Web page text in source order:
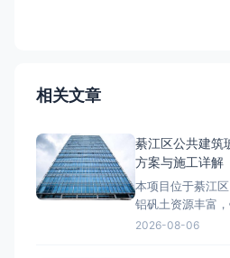
相关文章
綦江区公共建筑
方案与施工详解
本项目位于綦江
铝矾土资源丰富
外立面采用玻璃
2026-08-06